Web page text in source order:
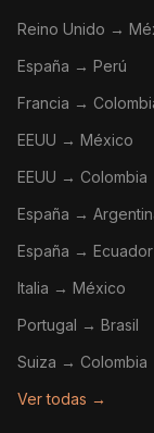
Reino Unido →
España → Perú
Francia →
EEUU → México
EEUU → Colombia
España →
España → Ecuador
Italia → México
Portugal → Brasil
Suiza → Colombia
Ver todas →